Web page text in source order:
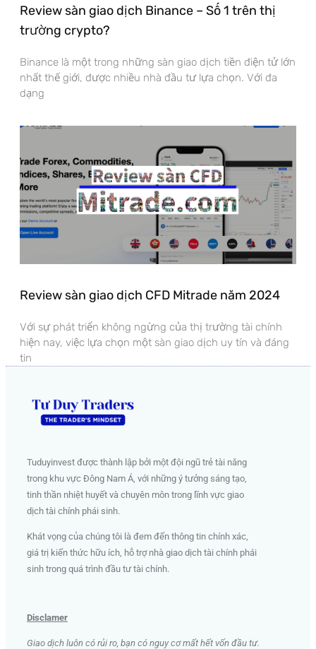
Review sàn giao dịch Binance – Số 1 trên thị
trường crypto?
Binance là một trong những sàn giao dịch tiền điện tử lớn
nhất thế giới, được nhiều nhà đầu tư lựa chọn. Với đa
dạng
Review sàn giao dịch CFD Mitrade năm 2024
Với sự phát triển không ngừng của thị trường tài chính
hiện nay, việc lựa chọn một sàn giao dịch uy tín và đáng
tin
Tuduyinvest được thành lập bởi một đội ngũ trẻ tài năng
trong khu vực Đông Nam Á, với những ý tưởng sáng tạo,
tinh thần nhiệt huyết và chuyên môn trong lĩnh vực giao
dịch tài chính phái sinh.
Khát vọng của chúng tôi là đem đến thông tin chính xác,
giá trị kiến thức hữu ích, hỗ trợ nhà giao dịch tài chính phái
sinh trong quá trình đầu tư tài chính.
Disclamer
Giao dịch luôn có rủi ro, bạn có nguy cơ mất hết vốn đầu tư.